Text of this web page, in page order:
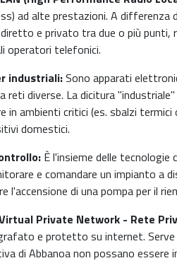
ad alte prestazioni. A differenza
e privato tra due o più punti,
operatori telefonici.
industriali:Sono apparati
reti diverse. La dicitura
in ambienti critici (es. sbalzi
domestici.
È l'insieme delle
e comandare un impianto a
l'accensione di una pompa per il
Private Network - Rete
e protetto su internet. Serve
di Abbanoa non possano